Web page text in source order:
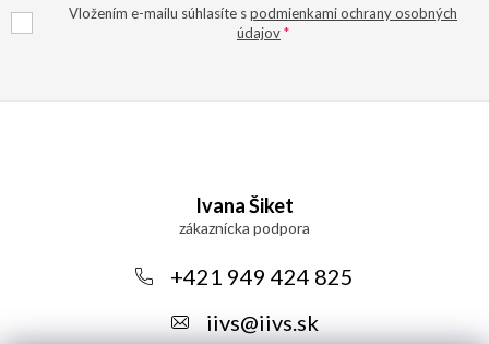
Vložením e-mailu súhlasíte spodmienkami ochrany osobných
údajov
Ivana Šiket
+421 949 424 825
iivs@iivs.sk